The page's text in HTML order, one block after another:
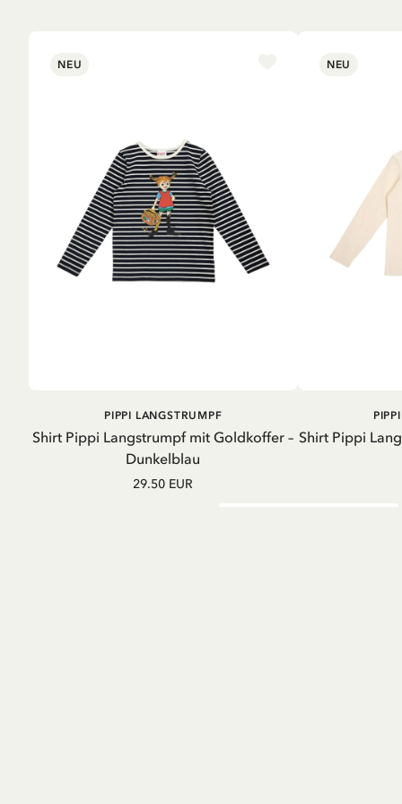
NEU
Shirt Pippi Langstrumpf mit Goldkoffer –
Dunkelblau
PIPPI LANGSTRUMPF
29.50 EUR
NEU
Shirt Pippi